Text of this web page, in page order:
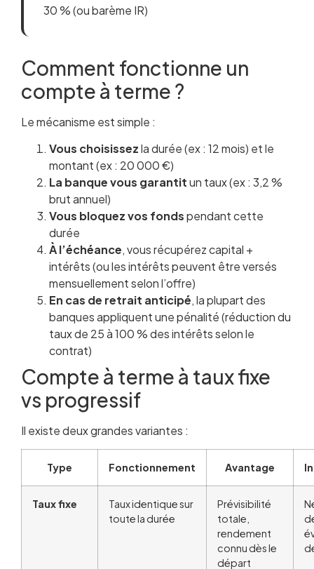
30 % (ou barème IR)
Comment fonctionne un
compte à terme ?
Le mécanisme est simple :
Vous choisissezla durée (ex : 12 mois) et le
montant (ex : 20 000 €)
La banque vous garantitun taux (ex : 3,2 %
brut annuel)
Vous bloquez vos fondspendant cette
durée
À l’échéance, vous récupérez capital +
intérêts (ou les intérêts peuvent être versés
mensuellement selon l’offre)
En cas de retrait anticipé, la plupart des
banques appliquent une pénalité (réduction du
taux de 25 à 100 % des intérêts selon le
contrat)
Compte à terme à taux fixe
vs progressif
Il existe deux grandes variantes :
Type Fonctionnement Avantage
Taux fixe
Taux identique sur
toute la durée
Prévisibilité
totale,
rendement
connu dès le
départ